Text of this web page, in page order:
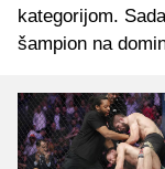
kategorijom.
šampion na